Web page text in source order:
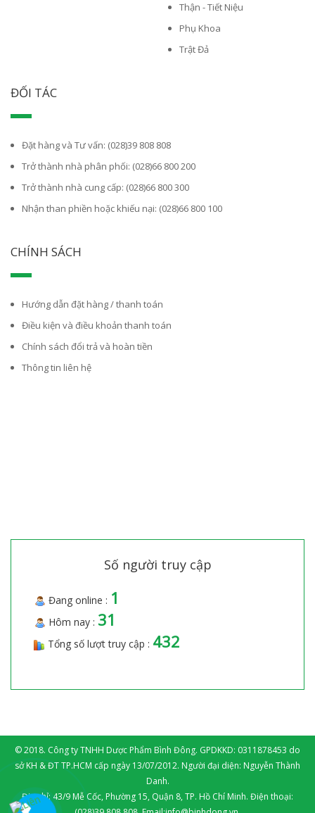
Thận - Tiết Niệu
Phụ Khoa
Trật Đả
ĐỐI TÁC
Đặt hàng và Tư vấn: (028)39 808 808
Trở thành nhà phân phối: (028)66 800 200
Trở thành nhà cung cấp: (028)66 800 300
Nhận than phiền hoặc khiếu nại: (028)66 800 100
CHÍNH SÁCH
Hướng dẫn đặt hàng / thanh toán
Điều kiện và điều khoản thanh toán
Chính sách đổi trả và hoàn tiền
Thông tin liên hệ
Số người truy cập
Đang online : 1
Hôm nay : 31
Tổng số lượt truy cập : 432
© 2018. Công ty TNHH Dược Phẩm Bình Đông. GPDKKD: 0311878453 do
sở KH & ĐT TP.HCM cấp ngày 13/07/2012. Người đại diện: Nguyễn Thành
Danh.
Địa chỉ: 43/9 Mễ Cốc, Phường 15, Quận 8, TP. Hồ Chí Minh. Điện thoại: